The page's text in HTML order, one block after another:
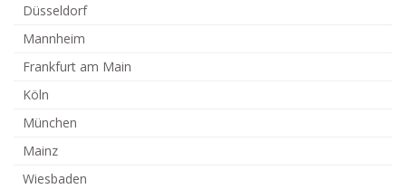
Düsseldorf
Mannheim
Frankfurt am Main
Köln
München
Mainz
Wiesbaden